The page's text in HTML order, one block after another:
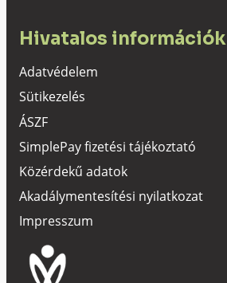
Hivatalos információk
Adatvédelem
Sütikezelés
ÁSZF
SimplePay fizetési tájékoztató
Közérdekű adatok
Akadálymentesítési nyilatkozat
Impresszum